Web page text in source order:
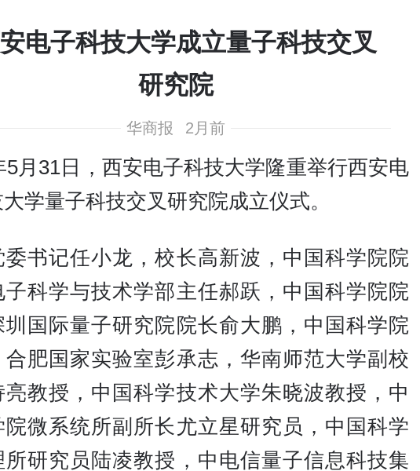
电子科技大学成立量子科技交叉
研究院
华商报 2月前
5月31日，西安电子科技大学隆重举行西安电
学量子科技交叉研究院成立仪式。
委书记任小龙，校长高新波，中国科学院院
子科学与技术学部主任郝跃，中国科学院院
圳国际量子研究院院长俞大鹏，中国科学院
合肥国家实验室彭承志，华南师范大学副校
亮教授，中国科学技术大学朱晓波教授，中
院微系统所副所长尤立星研究员，中国科学
所研究员陆凌教授，中电信量子信息科技集